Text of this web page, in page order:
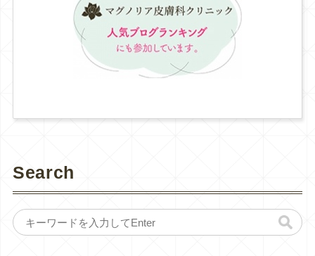
Search